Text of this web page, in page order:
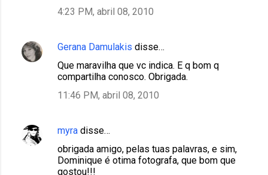
4:23 PM, abril 08, 2010
Gerana Damulakis disse…
Que maravilha que vc indica. E q bom q
compartilha conosco. Obrigada.
11:46 PM, abril 08, 2010
myra disse…
obrigada amigo, pelas tuas palavras, e sim,
Dominique é otima fotografa, que bom que
gostou!!!